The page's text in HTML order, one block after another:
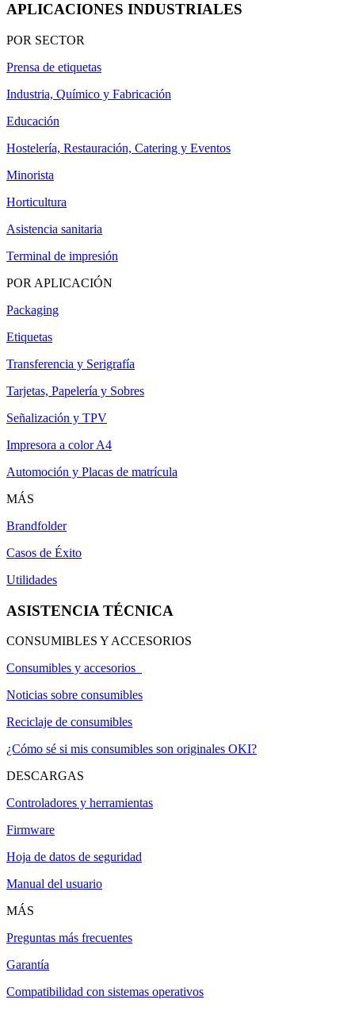
APLICACIONES INDUSTRIALES
POR SECTOR
Prensa de etiquetas
Industria, Químico y Fabricación
Educación
Hostelería, Restauración, Catering y Eventos
Minorista
Horticultura
Asistencia sanitaria
Terminal de impresión
POR APLICACIÓN
Packaging
Etiquetas
Transferencia y Serigrafía
Tarjetas, Papelería y Sobres
Señalización y TPV
Impresora a color A4
Automoción y Placas de matrícula
MÁS
Brandfolder
Casos de Éxito
Utilidades
ASISTENCIA TÉCNICA
CONSUMIBLES Y ACCESORIOS
Consumibles y accesorios
Noticias sobre consumibles
Reciclaje de consumibles
¿Cómo sé si mis consumibles son originales OKI?
DESCARGAS
Controladores y herramientas
Firmware
Hoja de datos de seguridad
Manual del usuario
MÁS
Preguntas más frecuentes
Garantía
Compatibilidad con sistemas operativos